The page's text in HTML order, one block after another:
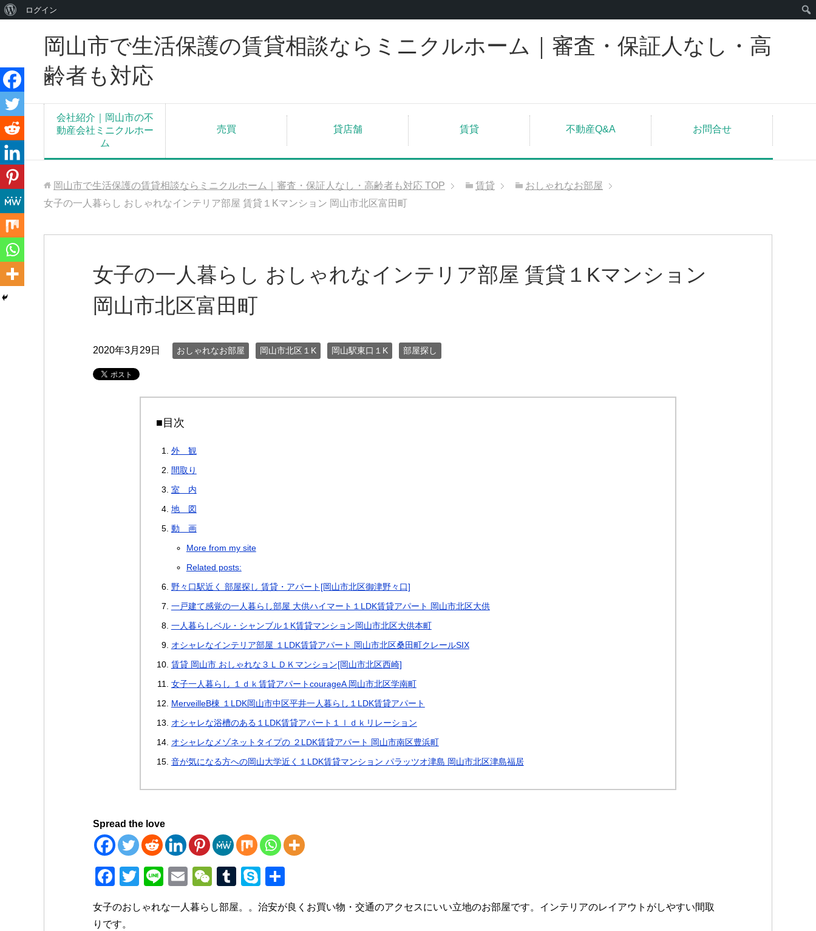
岡山市で生活保護の賃貸相談ならミニクルホーム｜審査・保証人なし・高
齢者も対応
会社紹介｜岡山市の不
動産会社ミニクルホー
ム
売買 貸店舗 賃貸 不動産Q&A お問合せ
岡山市で生活保護の賃貸相談ならミニクルホーム｜審査・保証人なし・高齢者も対応 TOP 賃貸
おしゃれなお部屋
女子の一人暮らし おしゃれなインテリア部屋 賃貸１Kマンション 岡山市北区富田町
女子の一人暮らし おしゃれなインテリア部屋 賃貸１Kマンション
岡山市北区富田町
2020年3月29日 おしゃれなお部屋 岡山市北区１K 岡山駅東口１K 部屋探し
■目次
外 観
間取り
室 内
地 図
動 画
More from my site
Related posts:
野々口駅近く 部屋探し 賃貸・アパート[岡山市北区御津野々口]
一戸建て感覚の一人暮らし部屋 大供ハイマート１LDK賃貸アパート 岡山市北区大供
一人暮らしベル・シャンブル１K賃貸マンション岡山市北区大供本町
オシャレなインテリア部屋 １LDK賃貸アパート 岡山市北区桑田町クレールSIX
賃貸 岡山市 おしゃれな３ＬＤＫマンション[岡山市北区西崎]
女子一人暮らし １ｄｋ賃貸アパートcourageA 岡山市北区学南町
MerveilleB棟 １LDK岡山市中区平井一人暮らし１LDK賃貸アパート
オシャレな浴槽のある１LDK賃貸アパート１ｌｄｋリレーション
オシャレなメゾネットタイプの ２LDK賃貸アパート 岡山市南区豊浜町
音が気になる方への岡山大学近く１LDK賃貸マンション パラッツオ津島 岡山市北区津島福居
Spread the love
F
c
T
tt
Li
e
E
m
ail
W
e
C
T
m
S
ky
p
有
女子のおしゃれな一人暮らし部屋。。治安が良くお買い物・交通のアクセスにいい立地のお部屋です。インテリアのレイアウトがしやすい間取
りです。
WordPress
い
て
ログイン